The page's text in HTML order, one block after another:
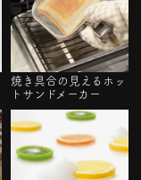
焼き具合の見えるホッ
トサンドメーカー